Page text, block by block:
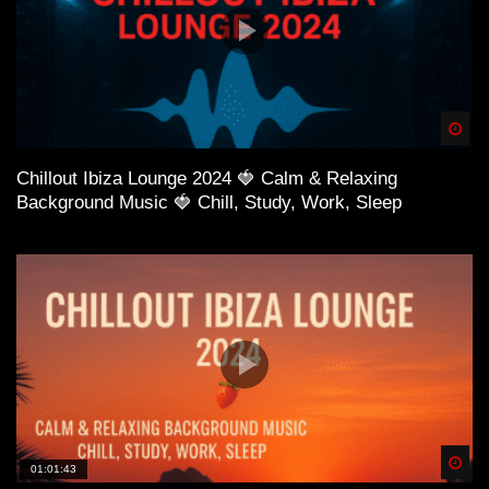
Chillout Ibiza Lounge 2024 🍓 Calm & Relaxing
Background Music 🍓 Chill, Study, Work, Sleep
01:01:43